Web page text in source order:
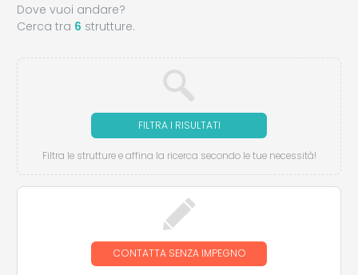
Dove vuoi andare?
Cerca tra 6 strutture.
FILTRA I RISULTATI
Filtra le strutture e affina la ricerca secondo le tue necessità!
CONTATTA SENZA IMPEGNO